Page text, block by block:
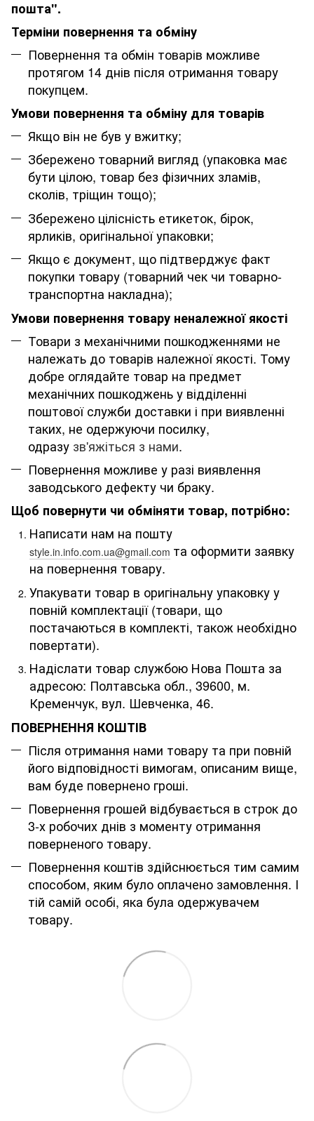
пошта".
Терміни повернення та обміну
Повернення та обмін товарів можливе
протягом 14 днів після отримання товару
покупцем.
Умови повернення та обміну для товарів
Якщо він не був у вжитку;
Збережено товарний вигляд (упаковка має
бути цілою, товар без фізичних зламів,
сколів, тріщин тощо);
Збережено цілісність етикеток, бірок,
ярликів, оригінальної упаковки;
Якщо є документ, що підтверджує факт
покупки товару (товарний чек чи товарно-
транспортна накладна);
Умови повернення товару неналежної якості
Товари з механічними пошкодженнями не
належать до товарів належної якості. Тому
добре оглядайте товар на предмет
механічних пошкоджень у відділенні
поштової служби доставки і при виявленні
таких, не одержуючи посилку,
одразу зв'яжіться з нами.
Повернення можливе у разі виявлення
заводського дефекту чи браку.
Щоб повернути чи обміняти товар, потрібно:
Написати нам на пошту
style.in.info.com.ua@gmail.com та оформити заявку
на повернення товару.
Упакувати товар в оригінальну упаковку у
повній комплектації (товари, що
постачаються в комплекті, також необхідно
повертати).
Надіслати товар службою Нова Пошта за
адресою: Полтавська обл., 39600, м.
Кременчук, вул. Шевченка, 46.
ПОВЕРНЕННЯ КОШТІВ
Після отримання нами товару та при повній
його відповідності вимогам, описаним вище,
вам буде повернено гроші.
Повернення грошей відбувається в строк до
3-х робочих днів з моменту отримання
поверненого товару.
Повернення коштів здійснюється тим самим
способом, яким було оплачено замовлення. І
тій самій особі, яка була одержувачем
товару.